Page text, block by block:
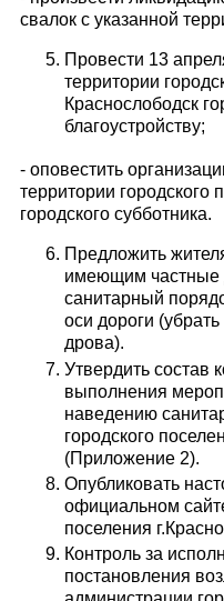
свалок с указанной
Провести 13
территории
Краснослободск
благоустройству;
- оповестить
территории городского
городского субботника.
Предложить
имеющим частные
санитарный
оси дороги
дрова).
Утвердить состав
выполнения
наведению
городского
(Приложение 2).
Опубликовать
официальном
поселения
Контроль за
постановления